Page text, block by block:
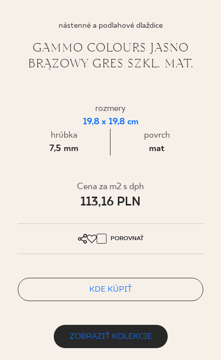
O NÁS
KONTAKT
PL EN UK RU
nástenné a podlahové dlaždice
GAMMO COLOURS JASNO
BRĄZOWY GRES SZKL. MAT.
rozmery
19,8 x 19,8 cm
hrúbka
7,5 mm
povrch
mat
Cena za m2 s dph
113,16 PLN
POROVNAŤ
KDE KÚPIŤ
ZOBRAZIŤ KOLEKCIE